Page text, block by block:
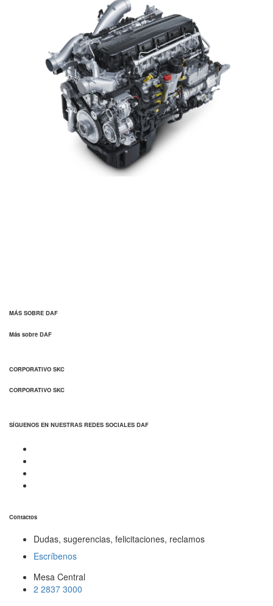
MÁS SOBRE DAF
Más sobre DAF
CORPORATIVO SKC
CORPORATIVO SKC
SÍGUENOS EN NUESTRAS REDES SOCIALES DAF
Contactos
Dudas, sugerencias, felicitaciones, reclamos
Escríbenos
Mesa Central
2 2837 3000